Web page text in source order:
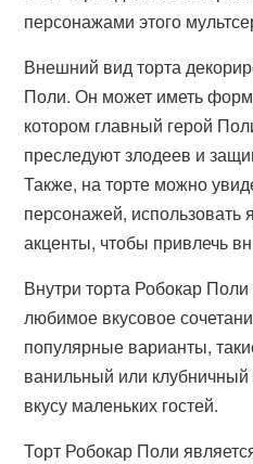
персонажами этого
Внешний вид торта
Поли. Он может иметь
котором главный герой
преследуют злодеев и
Также, на торте можно
персонажей, использовать
акценты, чтобы привлечь
Внутри торта Робокар
любимое вкусовое
популярные варианты,
ванильный или клубничный
вкусу маленьких гостей.
Торт Робокар Поли